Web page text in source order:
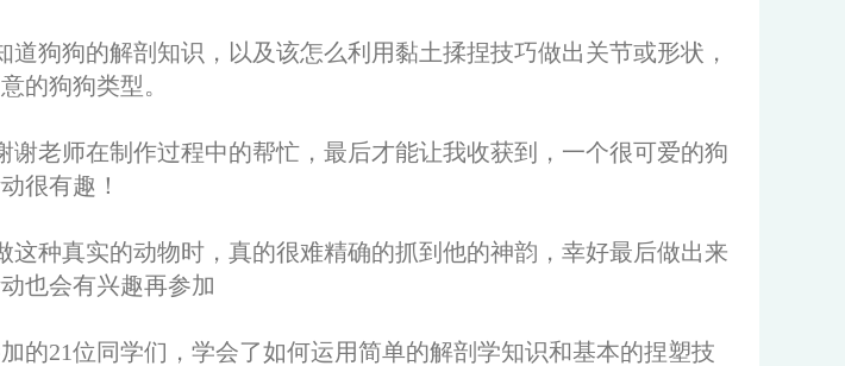
道狗狗的解剖知识，以及该怎么利用黏土揉捏技巧做出关节或形状，
的狗狗类型。
谢老师在制作过程中的帮忙，最后才能让我收获到，一个很可爱的狗
很有趣！
这种真实的动物时，真的很难精确的抓到他的神韵，幸好最后做出来
也会有兴趣再参加
的21位同学们，学会了如何运用简单的解剖学知识和基本的捏塑技